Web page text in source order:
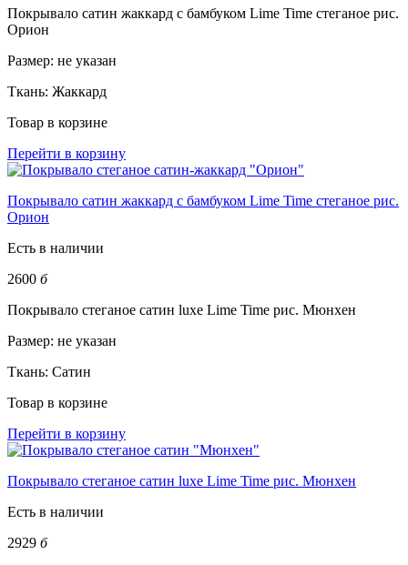
Покрывало сатин жаккард с бамбуком Lime Time стеганое рис.
Орион
Размер: не указан
Ткань: Жаккард
Товар в корзине
Перейти в корзину
Покрывало сатин жаккард с бамбуком Lime Time стеганое рис.
Орион
Есть в наличии
2600 б
Покрывало стеганое сатин luxe Lime Time рис. Мюнхен
Размер: не указан
Ткань: Сатин
Товар в корзине
Перейти в корзину
Покрывало стеганое сатин luxe Lime Time рис. Мюнхен
Есть в наличии
2929 б